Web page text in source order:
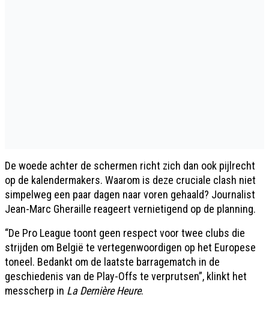
De woede achter de schermen richt zich dan ook pijlrecht
op de kalendermakers. Waarom is deze cruciale clash niet
simpelweg een paar dagen naar voren gehaald? Journalist
Jean-Marc Gheraille reageert vernietigend op de planning.
“De Pro League toont geen respect voor twee clubs die
strijden om België te vertegenwoordigen op het Europese
toneel. Bedankt om de laatste barragematch in de
geschiedenis van de Play-Offs te verprutsen”, klinkt het
messcherp in La Dernière Heure.